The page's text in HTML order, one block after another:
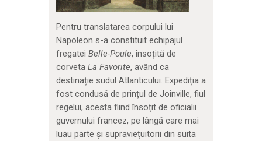
Pentru translatarea corpului lui
Napoleon s-a constituit echipajul
fregatei Belle-Poule, însoțită de
corveta La Favorite, având ca
destinație sudul Atlanticului. Expediția a
fost condusă de prințul de Joinville, fiul
regelui, acesta fiind însoțit de oficialii
guvernului francez, pe lângă care mai
luau parte și supraviețuitorii din suita